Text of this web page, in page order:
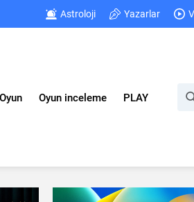
Astroloji Yazarlar
Oyun Oyun inceleme PLAY